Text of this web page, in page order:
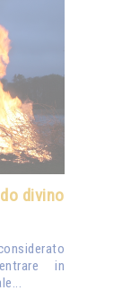
divino
in